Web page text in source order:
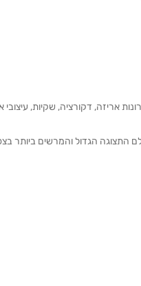
אריזה, דקורציה, שקיות, עיצובי